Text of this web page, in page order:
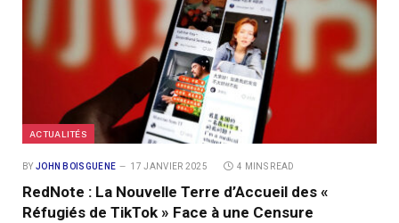
ACTUALITÉS
BY JOHN BOISGUENE 17 JANVIER 2025 4 MINS READ
RedNote : La Nouvelle Terre d’Accueil des «
Réfugiés de TikTok » Face à une Censure